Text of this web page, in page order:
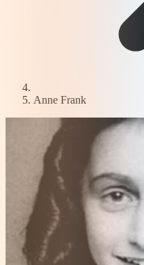
Anne Frank